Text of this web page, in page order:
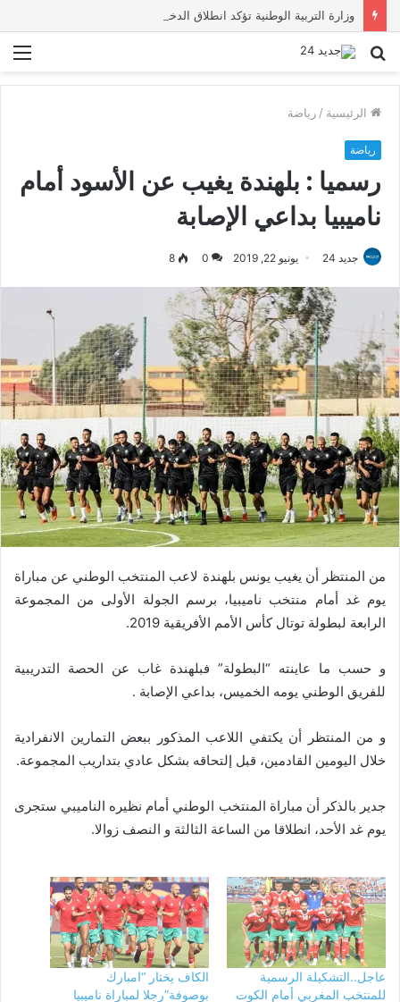
بحث
الرئيسية / رياضة
رياضة
رسميا : بلهندة يغيب عن الأسود أمام
ناميبيا بداعي الإصابة
جديد 24 يونيو 22, 2019 0
8
من المنتظر أن يغيب يونس بلهندة لاعب المنتخب الوطني عن مباراة
يوم غد أمام منتخب ناميبيا، برسم الجولة الأولى من المجموعة
الرابعة لبطولة توتال كأس الأمم الأفريقية 2019.
و حسب ما عاينته “البطولة” فبلهندة غاب عن الحصة التدريبية
للفريق الوطني يومه الخميس، بداعي الإصابة .
و من المنتظر أن يكتفي اللاعب المذكور ببعض التمارين الانفرادية
خلال اليومين القادمين، قبل إلتحاقه بشكل عادي بتداريب المجموعة.
جدير بالذكر أن مباراة المنتخب الوطني أمام نظيره الناميبي ستجرى
يوم غد الأحد، انطلاقا من الساعة الثالثة و النصف زوالا.
عاجل..التشكيلة الرسمية
للمنتخب المغربي أمام الكوت
الكاف يختار “امبارك
بوصوفة”رجلا لمباراة ناميبيا